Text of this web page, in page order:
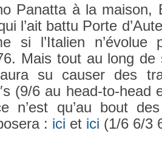
Panat­ta à la maison,
l’ait battu Porte
si l’Itali­en
Mais tout au long de
su caus­er des
(9/6 au head-to-head
n’est qu’au bout
: ici et ici (1/6 6/3